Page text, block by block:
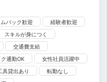
バック歓迎
経験者歓迎
スキルが身につく
交通費支給
通勤OK
女性社員活躍中
具貸出あり
転勤なし